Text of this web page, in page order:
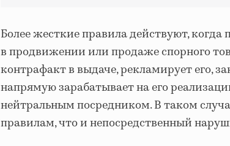
Более жесткие правила действуют, когда
в продвижении или продаже спорного
контрафакт в выдаче, рекламирует его,
напрямую зарабатывает на его
нейтральным посредником. В таком
правилам, что и непосредственный